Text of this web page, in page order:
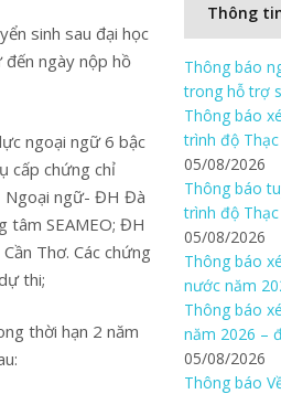
sinh sau đại học
ngày nộp hồ
ngoại ngữ 6 bậc
cấp chứng chỉ
ngữ- ĐH Đà
SEAMEO; ĐH
Thơ. Các chứng
thi;
thời hạn 2 năm
Thông
Thông báo
trong hỗ trợ
Thông báo
trình độ
05/08/2026
Thông báo
trình độ
05/08/2026
Thông báo
nước năm
Thông báo
năm 2026 –
05/08/2026
Thông báo